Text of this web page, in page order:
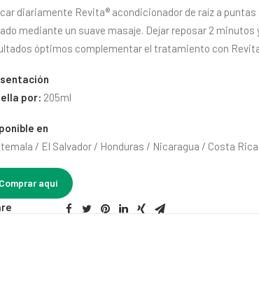
diariamente Revita® acondicionador de raíz a puntas
mediante un suave masaje. Dejar reposar 2 minutos
óptimos complementar el tratamiento con
por: 205ml
en
/ El Salvador / Honduras / Nicaragua / Costa
Comprar aquí